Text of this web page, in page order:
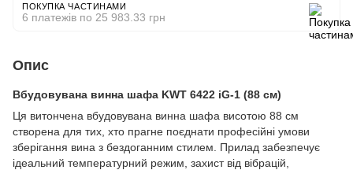
ПОКУПКА ЧАСТИНАМИ
6 платежів по 25 983.33 грн
Опис
Вбудовувана винна шафа KWT 6422 iG-1 (88 см)
Ця витончена вбудовувана винна шафа висотою 88 см
створена для тих, хто прагне поєднати професійні умови
зберігання вина з бездоганним стилем. Прилад забезпечує
ідеальний температурний режим, захист від вібрацій,